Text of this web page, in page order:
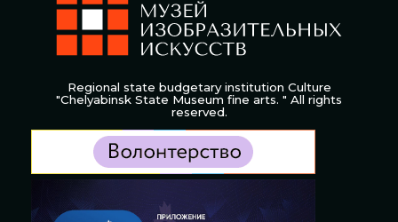
Regional state budgetary institution Culture
"Chelyabinsk State Museum fine arts. " All rights
reserved.